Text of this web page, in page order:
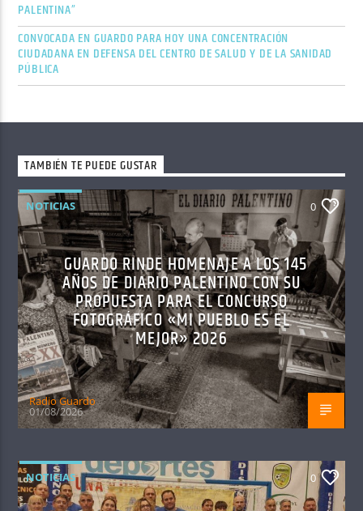
PALENTINA”
CONVOCADA EN GUARDO PARA HOY UNA CONCENTRACIÓN
CIUDADANA EN DEFENSA DEL CENTRO DE SALUD Y DE LA SANIDAD
PÚBLICA
TAMBIÉN TE PUEDE GUSTAR
NOTICIAS 0
GUARDO RINDE HOMENAJE A LOS 145
AÑOS DE DIARIO PALENTINO CON SU
PROPUESTA PARA EL CONCURSO
FOTOGRÁFICO «MI PUEBLO ES EL
MEJOR» 2026
Radio Guardo
01/08/2026
NOTICIAS 0